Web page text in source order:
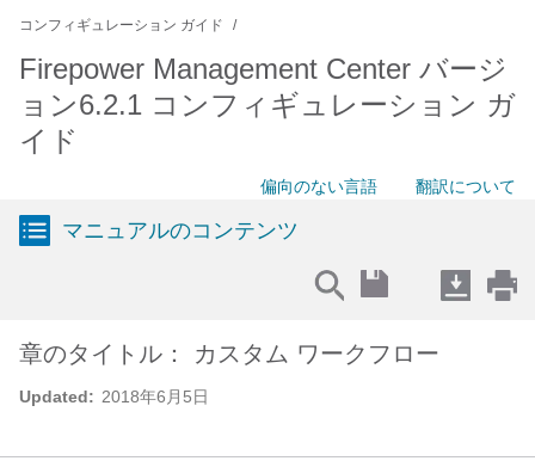
コンフィギュレーション ガイド
Firepower Management Center バージ
ョン6.2.1 コンフィギュレーション ガ
イド
偏向のない言語 翻訳について
マニュアルのコンテンツ
Updated: 2018年6月5日
章のタイトル： カスタム ワークフロー